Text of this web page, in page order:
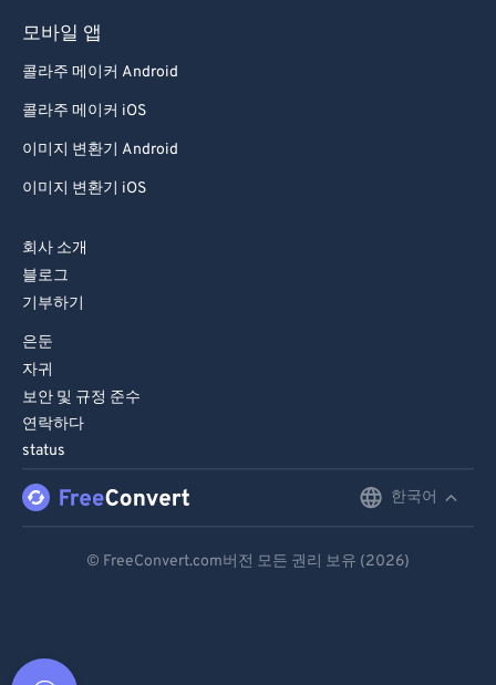
모바일 앱
콜라주 메이커 Android
콜라주 메이커 iOS
이미지 변환기 Android
이미지 변환기 iOS
회사 소개
블로그
기부하기
은둔
자귀
보안 및 규정 준수
연락하다
status
한국어
© FreeConvert.com버전 모든 권리 보유 (2026)